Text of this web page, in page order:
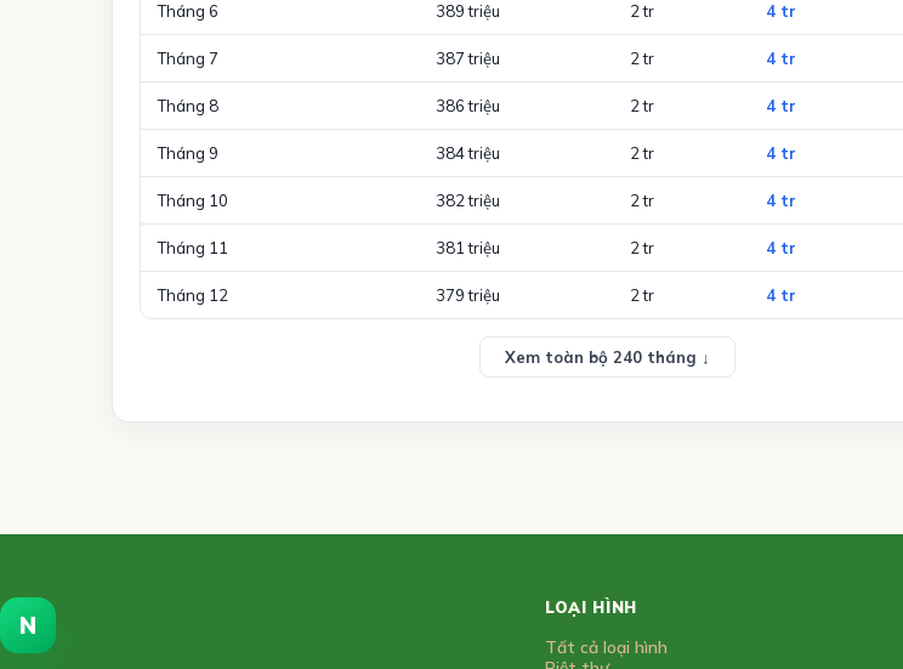
Tháng 6 389 triệu 2 tr 4 tr
Tháng 7 387 triệu 2 tr 4 tr
Tháng 8 386 triệu 2 tr 4 tr
Tháng 9 384 triệu 2 tr 4 tr
Tháng 10 382 triệu 2 tr 4 tr
Tháng 11 381 triệu 2 tr 4 tr
Tháng 12 379 triệu 2 tr 4 tr
Xem toàn bộ 240 tháng ↓
N
LOẠI HÌNH
Tất cả loại hình